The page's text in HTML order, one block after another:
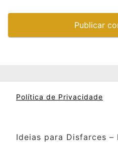
Política de Privacidade
Ideias para Disfarces –